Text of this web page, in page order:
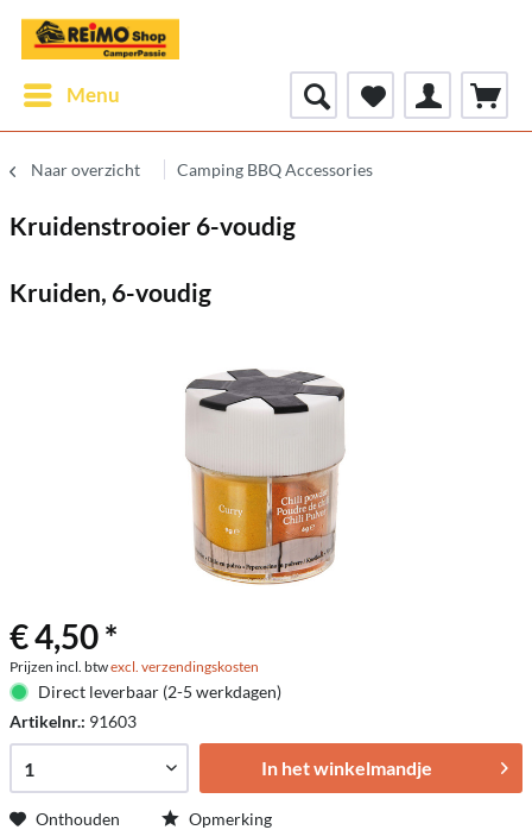
Menu
Naar overzicht Camping BBQ Accessories
Kruidenstrooier 6-voudig
Kruiden, 6-voudig
€ 4,50 *
Prijzen incl. btwexcl. verzendingskosten
Direct leverbaar (2-5 werkdagen)
Artikelnr.: 91603
In het winkelmandje
Onthouden Opmerking